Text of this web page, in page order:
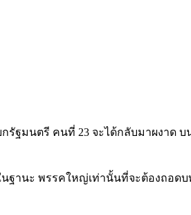
รัฐมนตรี คนที่ 23 จะได้กลับมาผงาด บ
ฐานะ พรรคใหญ่เท่านั้นที่จะต้องถอดบ